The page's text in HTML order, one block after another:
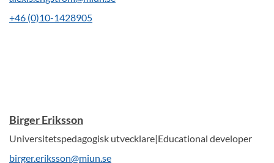
+46 (0)10-1428905
Birger Eriksson
Universitetspedagogisk utvecklare|Educational developer
birger.eriksson@miun.se